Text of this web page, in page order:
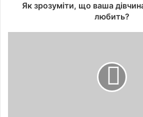
Як зрозуміти, що ваша
любить?